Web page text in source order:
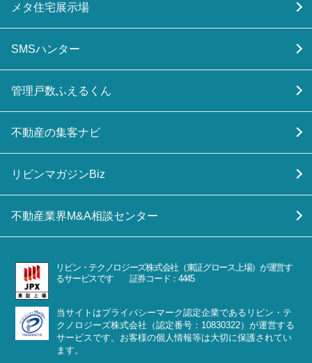
メタ住宅展示場
SMSハンター
管理戸数ふえるくん
不動産の集客ナビ
リビンマガジンBiz
不動産業界M&A相談センター
リビン・テクノロジーズ株式会社（東証グロース上場）が運営す
るサービスです 証券コード：4445
当サイトはプライバシーマーク認定企業であるリビン・テ
クノロジーズ株式会社（認定番号：10830322）が運営する
サービスです。お客様の個人情報等は大切に保護されてい
ます。